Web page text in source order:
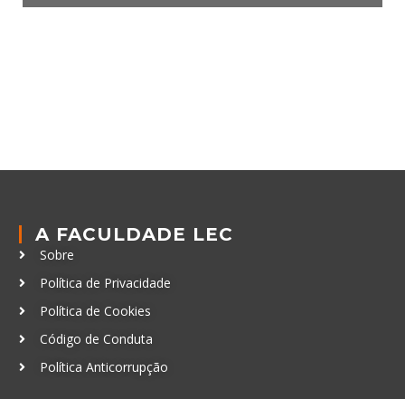
A FACULDADE LEC
Sobre
Política de Privacidade
Política de Cookies
Código de Conduta
Política Anticorrupção